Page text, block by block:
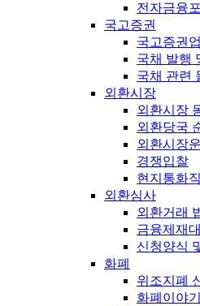
전자금융
국고증권
국고증권
국채 발행
국채 관련
외환시장
외환시장
외환당국
외환시장
경쟁입찰
현지통화
외환심사
외환거래
금융제재
신청양식
화폐
위조지폐
화폐이야기